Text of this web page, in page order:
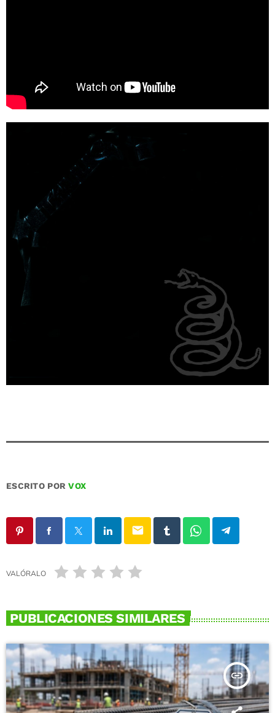
ESCRITO PORVOX
email
VALÓRALO
PUBLICACIONES SIMILARES
insert_link